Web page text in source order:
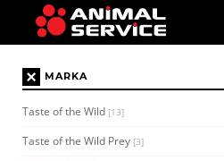
× MARKA
Taste of the Wild [13]
Taste of the Wild Prey [3]